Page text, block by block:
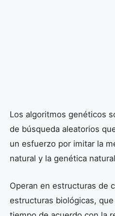
Los algoritmos genéticos
de búsqueda aleatorios
un esfuerzo por imitar la
natural y la genética
Operan en estructuras de
estructuras biológicas,